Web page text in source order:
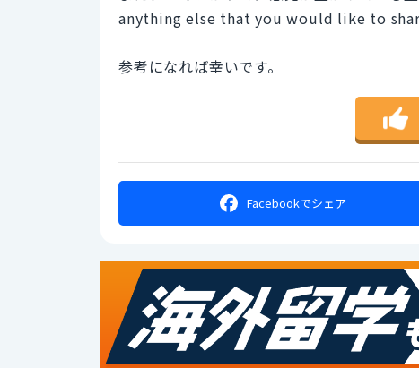
anything else that you would like to
参考になれば幸いです。
Facebookでシェア